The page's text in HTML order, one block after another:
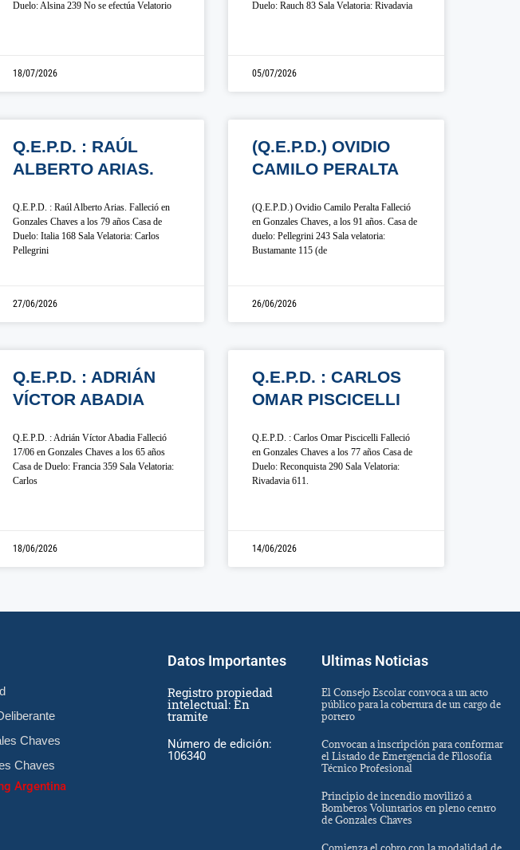
Duelo: Alsina 239 No se efectúa Velatorio
18/07/2026
Duelo: Rauch 83 Sala Velatoria: Rivadavia
05/07/2026
Q.E.P.D. : RAÚL
ALBERTO ARIAS.
Q.E.P.D. : Raúl Alberto Arias. Falleció en
Gonzales Chaves a los 79 años Casa de
Duelo: Italia 168 Sala Velatoria: Carlos
Pellegrini
27/06/2026
(Q.E.P.D.) OVIDIO
CAMILO PERALTA
(Q.E.P.D.) Ovidio Camilo Peralta Falleció
en Gonzales Chaves, a los 91 años. Casa de
duelo: Pellegrini 243 Sala velatoria:
Bustamante 115 (de
26/06/2026
Q.E.P.D. : ADRIÁN
VÍCTOR ABADIA
Q.E.P.D. : Adrián Víctor Abadia Falleció
17/06 en Gonzales Chaves a los 65 años
Casa de Duelo: Francia 359 Sala Velatoria:
Carlos
18/06/2026
Q.E.P.D. : CARLOS
OMAR PISCICELLI
Q.E.P.D. : Carlos Omar Piscicelli Falleció
en Gonzales Chaves a los 77 años Casa de
Duelo: Reconquista 290 Sala Velatoria:
Rivadavia 611.
14/06/2026
Chaves
Chaves
Argentina
Datos Importantes
Registro propiedad
intelectual: En
tramite
Número de edición:
106340
Ultimas Noticias
El Consejo Escolar convoca a un acto
público para la cobertura de un cargo de
portero
Convocan a inscripción para conformar
el Listado de Emergencia de Filosofía
Técnico Profesional
Principio de incendio movilizó a
Bomberos Voluntarios en pleno centro
de Gonzales Chaves